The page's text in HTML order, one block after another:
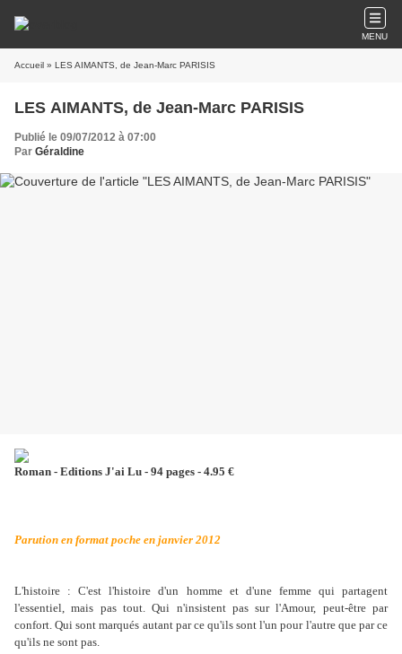
MENU
Accueil » LES AIMANTS, de Jean-Marc PARISIS
LES AIMANTS, de Jean-Marc PARISIS
Publié le 09/07/2012 à 07:00
Par Géraldine
Roman - Editions J'ai Lu - 94 pages - 4.95 €
Parution en format poche en janvier 2012
L'histoire : C'est l'histoire d'un homme et d'une femme qui partagent
l'essentiel, mais pas tout. Qui n'insistent pas sur l'Amour, peut-être par
confort. Qui sont marqués autant par ce qu'ils sont l'un pour l'autre que par ce
qu'ils ne sont pas.